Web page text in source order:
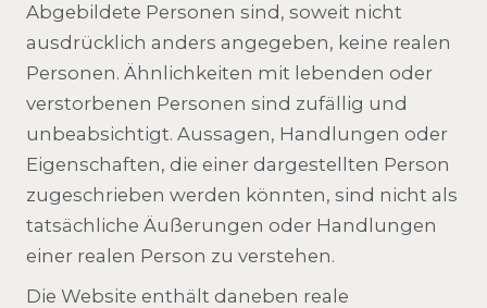
Abgebildete Personen sind, soweit nicht
ausdrücklich anders angegeben, keine realen
Personen. Ähnlichkeiten mit lebenden oder
verstorbenen Personen sind zufällig und
unbeabsichtigt. Aussagen, Handlungen oder
Eigenschaften, die einer dargestellten Person
zugeschrieben werden könnten, sind nicht als
tatsächliche Äußerungen oder Handlungen
einer realen Person zu verstehen.
Die Website enthält daneben reale